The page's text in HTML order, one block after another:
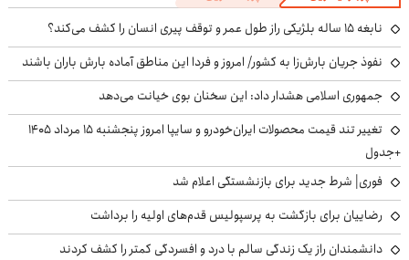
نابغه ۱۵ ساله بلژیکی راز طول عمر و توقف پیری انسان را کشف می‌کند؟
نفوذ جریان بارش‌زا به کشور/ امروز و فردا این مناطق آماده بارش باران باشند
جمهوری اسلامی هشدار داد: این سخنان بوی خیانت می‌دهد
تغییر تند قیمت محصولات ایران‌خودرو و سایپا امروز پنجشنبه ۱۵ مرداد ۱۴۰۵
+جدول
فوری| شرط جدید برای بازنشستگی اعلام شد
رضاییان برای بازگشت به پرسپولیس قدم‌های اولیه را برداشت
دانشمندان راز یک زندگی سالم با درد و افسردگی کمتر را کشف کردند